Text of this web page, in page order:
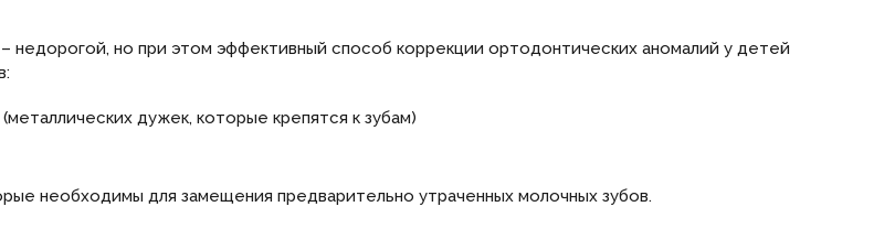
недорогой, но при этом эффективный способ коррекции ортодонтических аномалий у детей
дужек, которые крепятся к зубам)
необходимы для замещения предварительно утраченных молочных зубов.